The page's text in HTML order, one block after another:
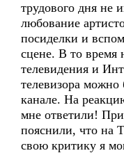
трудового дня не
любование
посиделки и
сцене. В то время
телевидения и
телевизора
канале. На
мне ответили!
пояснили, что на
свою критику я